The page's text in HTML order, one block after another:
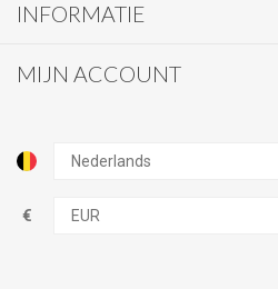
INFORMATIE
MIJN ACCOUNT
€